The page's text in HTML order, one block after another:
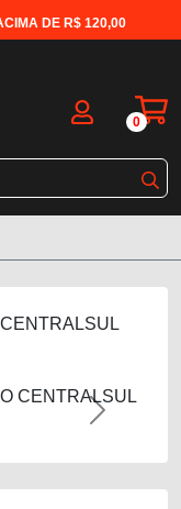
DE R$ 120,00
0
Next